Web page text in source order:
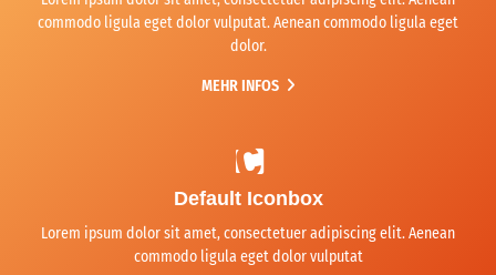
commodo ligula eget dolor vulputat. Aenean commodo ligula eget
dolor.
MEHR INFOS
Default Iconbox
Lorem ipsum dolor sit amet, consectetuer adipiscing elit. Aenean
commodo ligula eget dolor vulputat